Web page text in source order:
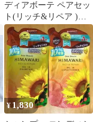
ディアボーテ ペアセッ
ト(リッチ&リペア )
MOOMIN80×HIMAWAR
I
¥ 1,830